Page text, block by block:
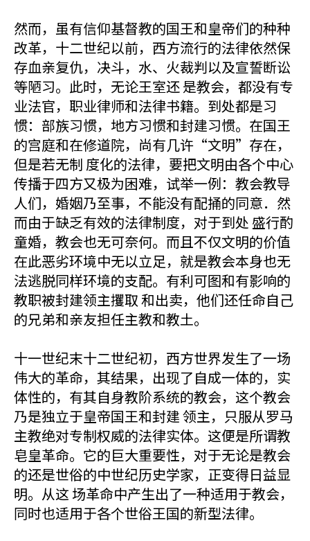
然而，虽有信仰基督教的国王和皇帝们的种种
改革，十二世纪以前，西方流行的法律依然保
存血亲复仇，决斗，水、火裁判以及宣誓断讼
等陋习。此时，无论王室还 是教会，都没有专
业法官，职业律师和法律书籍。到处都是习
惯：部族习惯，地方习惯和封建习惯。在国王
的宫庭和在修道院，尚有几许“文明”存在，
但是若无制 度化的法律，要把文明由各个中心
传播于四方又极为困难，试举一例：教会教导
人们，婚姻乃至事，不能没有配捅的同意．然
而由于缺乏有效的法律制度，对于到处 盛行酌
童婚，教会也无可奈何。而且不仅文明的价值
在此恶劣环境中无以立足，就是教会本身也无
法逃脱同样环境的支配。有利可图和有影响的
教职被封建领主攫取 和出卖，他们还任命自己
的兄弟和亲友担任主教和教土。
十一世纪末十二世纪初，西方世界发生了一场
伟大的革命，其结果，出现了自成一体的，实
体性的，有其自身教阶系统的教会，这个教会
乃是独立于皇帝国王和封建 领主，只服从罗马
主教绝对专制权威的法律实体。这便是所谓教
皂皇革命。它的巨大重要性，对于无论是教会
的还是世俗的中世纪历史学家，正变得日益显
明。从这 场革命中产生出了一种适用于教会，
同时也适用于各个世俗王国的新型法律。